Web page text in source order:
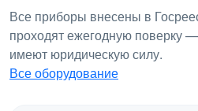
Все приборы внесены в
проходят ежегодную поверку
имеют юридическую силу.
Все оборудование